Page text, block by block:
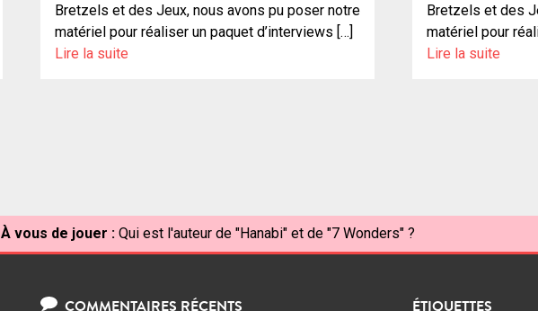
Bretzels et des Jeux, nous avons pu poser notre
matériel pour réaliser un paquet d’interviews […]
Lire la suite
Bretzels et des
matériel pour
Lire la suite
À vous de jouer : Qui est l'auteur de "Hanabi" et de "7 Wonders" ?
COMMENTAIRES RÉCENTS ÉTIQUETTES